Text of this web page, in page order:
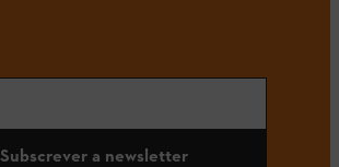
Subscrever a newsletter